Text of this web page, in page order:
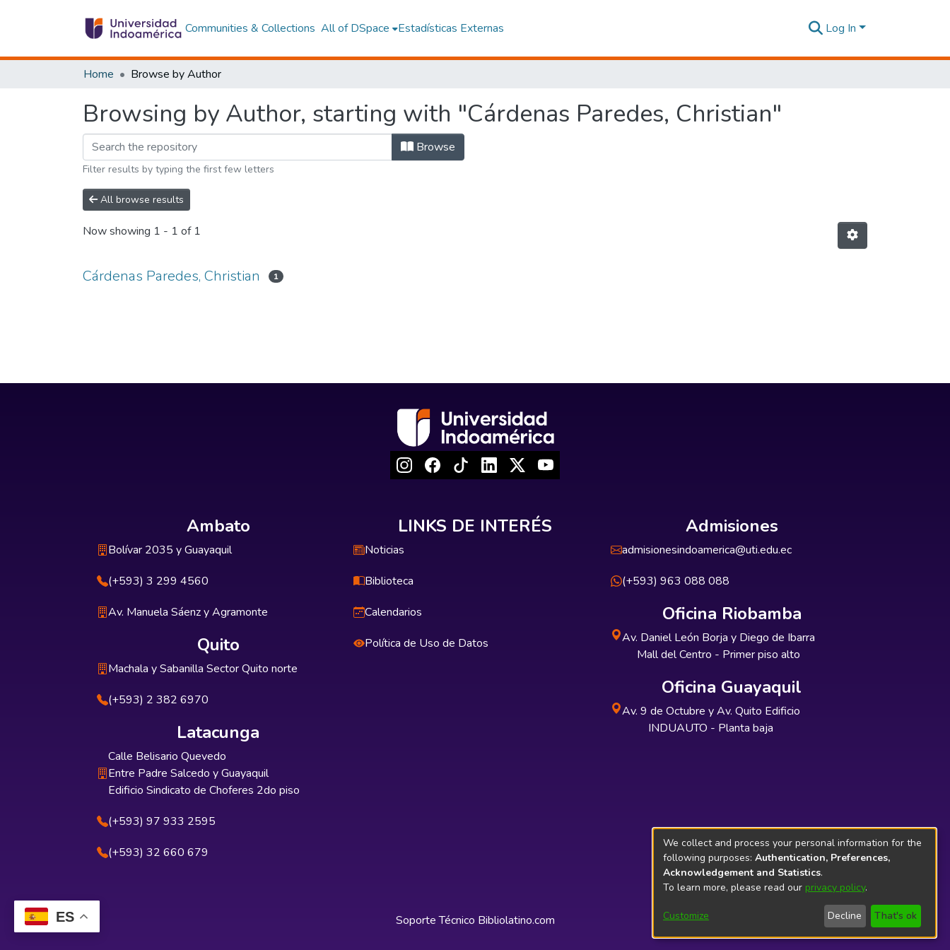
ES
Communities & Collections All of DSpace Estadísticas Externas Log In
Home Browse by Author
Browsing by Author, starting with "Cárdenas Paredes, Christian"
Browse
Filter results by typing the first few letters
All browse results
Now showing 1 - 1 of 1
Cárdenas Paredes, Christian 1
Ambato
Bolívar 2035 y Guayaquil
(+593) 3 299 4560
Av. Manuela Sáenz y Agramonte
Quito
Machala y Sabanilla Sector Quito norte
(+593) 2 382 6970
Latacunga
Calle Belisario Quevedo
Entre Padre Salcedo y Guayaquil
Edificio Sindicato de Choferes 2do piso
(+593) 97 933 2595
(+593) 32 660 679
LINKS DE INTERÉS
Noticias
Biblioteca
Calendarios
Política de Uso de Datos
Admisiones
admisionesindoamerica@uti.edu.ec
(+593) 963 088 088
Oficina Riobamba
Av. Daniel León Borja y Diego de Ibarra
Mall del Centro - Primer piso alto
Oficina Guayaquil
Av. 9 de Octubre y Av. Quito Edificio
INDUAUTO - Planta baja
Soporte Técnico Bibliolatino.com
We collect and process your personal information for the
following purposes: Authentication, Preferences,
Acknowledgement and Statistics.
To learn more, please read our privacy policy.
Customize Decline That's ok